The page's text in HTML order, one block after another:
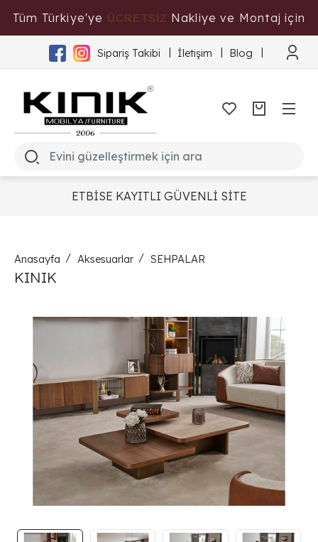
Tüm Türkiye'ye Nakliye ve Montaj için
Tıklayınız
Sipariş Takibi İletişim Blog
ETBİSE KAYITLI GÜVENLİ SİTE
Anasayfa Aksesuarlar SEHPALAR
KINIK